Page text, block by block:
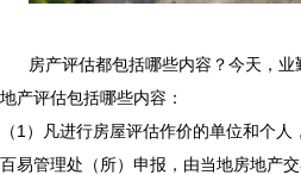
房产评估都包括哪些内容？今天，
地产评估包括哪些内容：
（1）凡进行房屋评估作价的单位和个
百易管理处（所）申报，由当地房地产